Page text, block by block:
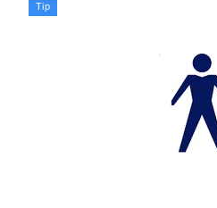
Tip